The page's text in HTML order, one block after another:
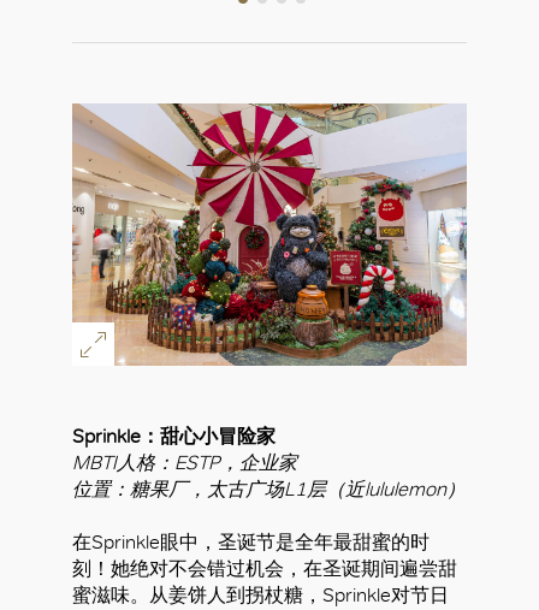
Sprinkle：甜心小冒险家
MBTI人格：ESTP，企业家
位置：糖果厂，太古广场L1层（近lululemon）
在Sprinkle眼中，圣诞节是全年最甜蜜的时
刻！她绝对不会错过机会，在圣诞期间遍尝甜
蜜滋味。从姜饼人到拐杖糖，Sprinkle对节日